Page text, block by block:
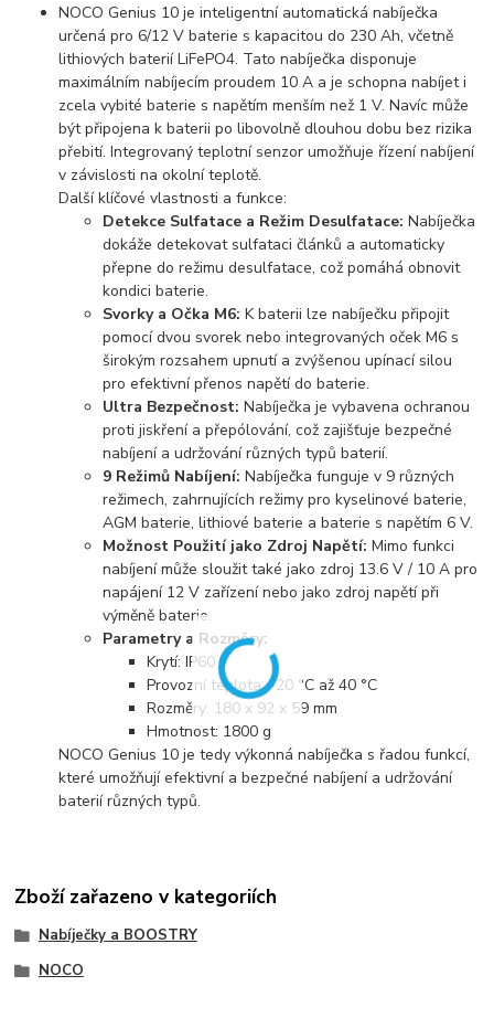
NOCO Genius 10 je inteligentní automatická nabíječka
určená pro 6/12 V baterie s kapacitou do 230 Ah, včetně
lithiových baterií LiFePO4. Tato nabíječka disponuje
maximálním nabíjecím proudem 10 A a je schopna nabíjet i
zcela vybité baterie s napětím menším než 1 V. Navíc může
být připojena k baterii po libovolně dlouhou dobu bez rizika
přebití. Integrovaný teplotní senzor umožňuje řízení nabíjení
v závislosti na okolní teplotě.
Další klíčové vlastnosti a funkce:
Detekce Sulfatace a Režim Desulfatace: Nabíječka
dokáže detekovat sulfataci článků a automaticky
přepne do režimu desulfatace, což pomáhá obnovit
kondici baterie.
Svorky a Očka M6: K baterii lze nabíječku připojit
pomocí dvou svorek nebo integrovaných oček M6 s
širokým rozsahem upnutí a zvýšenou upínací silou
pro efektivní přenos napětí do baterie.
Ultra Bezpečnost: Nabíječka je vybavena ochranou
proti jiskření a přepólování, což zajišťuje bezpečné
nabíjení a udržování různých typů baterií.
9 Režimů Nabíjení: Nabíječka funguje v 9 různých
režimech, zahrnujících režimy pro kyselinové baterie,
AGM baterie, lithiové baterie a baterie s napětím 6 V.
Možnost Použití jako Zdroj Napětí: Mimo funkci
nabíjení může sloužit také jako zdroj 13.6 V / 10 A pro
napájení 12 V zařízení nebo jako zdroj napětí při
výměně baterie.
Parametry a Rozměry:
Krytí: IP60
Provozní teplota: -20 °C až 40 °C
Rozměry: 180 x 92 x 59 mm
Hmotnost: 1800 g
NOCO Genius 10 je tedy výkonná nabíječka s řadou funkcí,
které umožňují efektivní a bezpečné nabíjení a udržování
baterií různých typů.
Zboží zařazeno v kategoriích
Nabíječky a BOOSTRY
NOCO